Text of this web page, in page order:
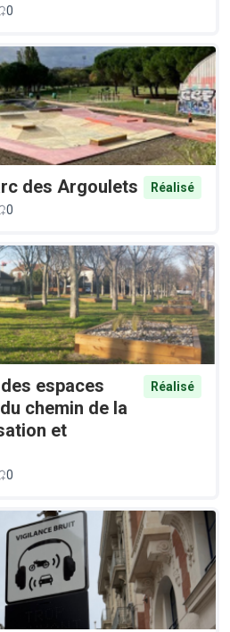
0
des Argoulets
Réalisé
0
espaces
chemin de la
et
Réalisé
0